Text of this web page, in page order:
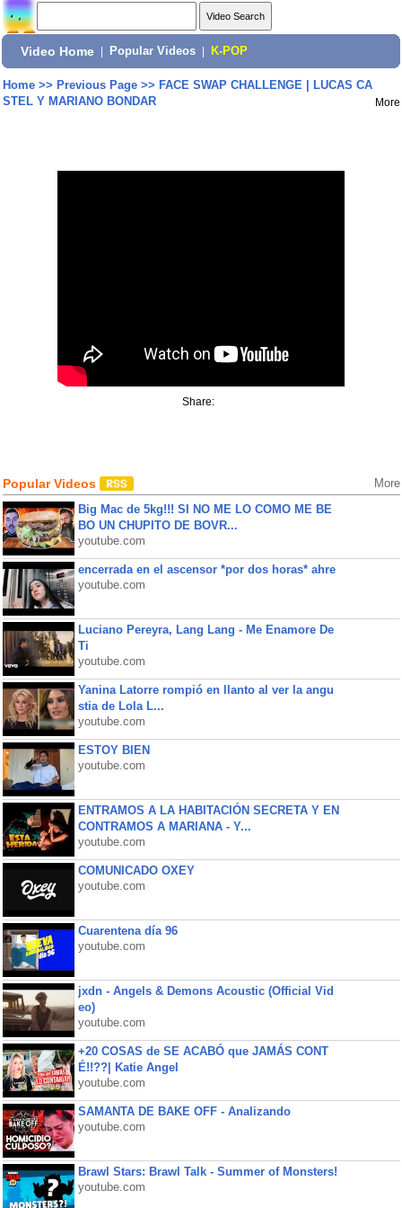
Video Home Popular Videos K-POP
Home>> Previous Page>> FACE SWAP CHALLENGE | LUCAS CA
STEL Y MARIANO BONDAR
More
Share:
Popular Videos More
Big Mac de 5kg!!! SI NO ME LO COMO ME BE
BO UN CHUPITO DE BOVR...
youtube.com
encerrada en el ascensor *por dos horas* ahre
youtube.com
Luciano Pereyra, Lang Lang - Me Enamore De
Ti
youtube.com
Yanina Latorre rompió en llanto al ver la angu
stia de Lola L...
youtube.com
ESTOY BIEN
youtube.com
ENTRAMOS A LA HABITACIÓN SECRETA Y EN
CONTRAMOS A MARIANA - Y...
youtube.com
COMUNICADO OXEY
youtube.com
Cuarentena día 96
youtube.com
jxdn - Angels & Demons Acoustic (Official Vid
eo)
youtube.com
+20 COSAS de SE ACABÓ que JAMÁS CONT
É!!??| Katie Angel
youtube.com
SAMANTA DE BAKE OFF - Analizando
youtube.com
Brawl Stars: Brawl Talk - Summer of Monsters!
youtube.com